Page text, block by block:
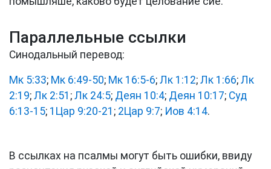
Параллельные ссылки
Синодальный перевод:
Мк 5:33; Мк 6:49-50; Мк 16:5-6; Лк 1:12; Лк 1:66; Лк
2:19; Лк 2:51 ; Лк 24:5; Деян 10:4; Деян 10:17; Суд
6:13-15; 1Цар 9:20-21 ; 2Цар 9:7; Иов 4:14.
В ссылках на псалмы могут быть ошибки, ввиду